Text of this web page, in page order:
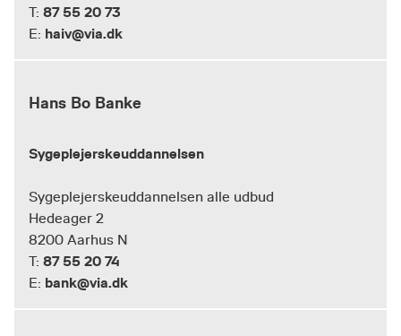
T: 87 55 20 73
E: haiv@via.dk
Hans Bo Banke
Sygeplejerskeuddannelsen
Sygeplejerskeuddannelsen alle udbud
Hedeager 2
8200 Aarhus N
T: 87 55 20 74
E: bank@via.dk